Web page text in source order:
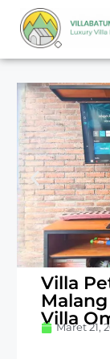
Villa
Villa
Maret 21,